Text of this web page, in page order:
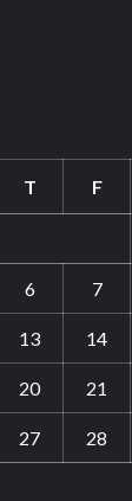
T F
6 7
13 14
20 21
27 28